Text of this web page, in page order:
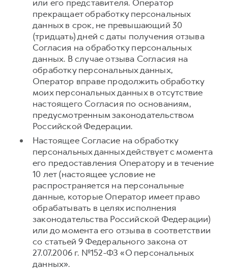
или его представителя. Оператор
прекращает обработку персональных
данных в срок, не превышающий 30
(тридцать) дней с даты получения отзыва
Согласия на обработку персональных
данных. В случае отзыва Согласия на
обработку персональных данных,
Оператор вправе продолжить обработку
моих персональных данных в отсутствие
настоящего Согласия по основаниям,
предусмотренным законодательством
Российской Федерации.
Настоящее Согласие на обработку
персональных данных действует с момента
его предоставления Оператору и в течение
10 лет (настоящее условие не
распространяется на персональные
данные, которые Оператор имеет право
обрабатывать в целях исполнения
законодательства Российской Федерации)
или до момента его отзыва в соответствии
со статьей 9 Федерального закона от
27.07.2006 г. №152-ФЗ «О персональных
данных».